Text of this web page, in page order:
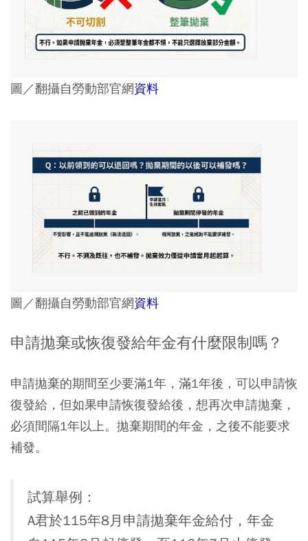
圖／翻攝自勞動部官網資料
圖／翻攝自勞動部官網資料
申請拋棄或恢復發給年金有什麼限制嗎？
申請拋棄的期間至少要滿1年，滿1年後，可以申請恢
復發給，但如果申請恢復發給後，想再次申請拋棄，
必須間隔1年以上。拋棄期間的年金，之後不能要求
補發。
試算舉例：
A君於115年8月申請拋棄年金給付，年金